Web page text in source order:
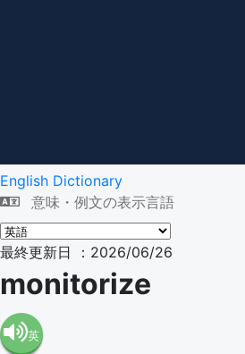
English Dictionary
意味・例文の表示言語
最終更新日 ：2026/06/26
monitorize
英